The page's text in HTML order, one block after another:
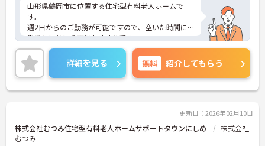
山形県鶴岡市に位置する住宅型有料老人ホームで
す。
週2日からのご勤務が可能ですので、空いた時間に
働きたいという方におすすめです。
昇給や賞与制度があり頑張りが評価されてしっかり
と職員に還元されます。
ご興味のある方には、面接対策ポイントなど、さら
に詳細をお話しいたしますのでお気軽にご相談くだ
さい！
詳細を見る 無料 紹介してもらう
更新日：2026年02月10日
株式会社むつみ住宅型有料老人ホームサポートタウンにしめ
株式会社
むつみ